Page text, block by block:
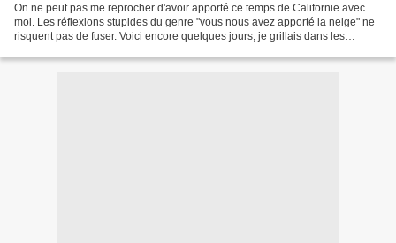
On ne peut pas me reprocher d'avoir apporté ce temps de Californie avec
moi. Les réflexions stupides du genre "vous nous avez apporté la neige" ne
risquent pas de fuser. Voici encore quelques jours, je grillais dans les